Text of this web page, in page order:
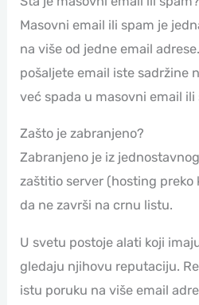
Masovni email ili spam je
na više od jedne email
pošaljete email iste sadržine
već spada u masovni email ili
Zašto je zabranjeno?
Zabranjeno je iz
zaštitio server (hosting preko
da ne završi na crnu listu.
U svetu postoje alati koji
gledaju njihovu reputaciju.
istu poruku na više email